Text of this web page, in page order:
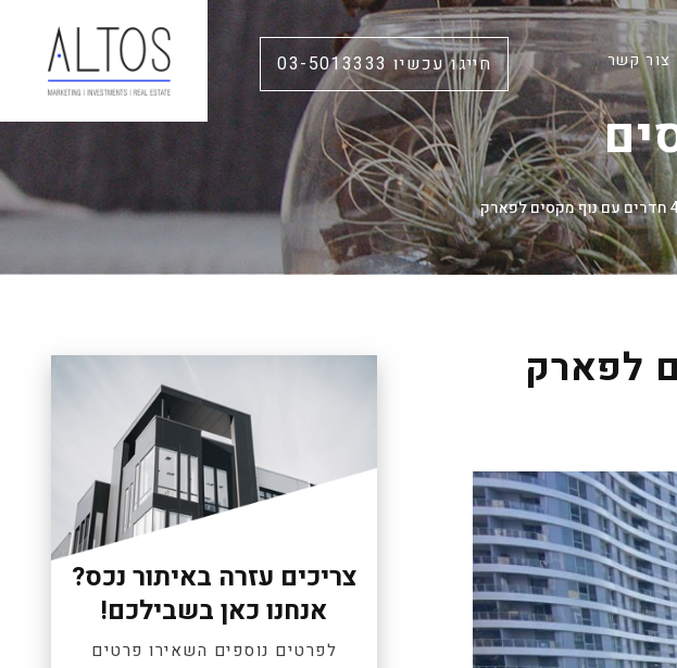
חייגו עכשיו 03-5013333 צור קשר
צריכים עזרה באיתור נכס?
אנחנו כאן בשבילכם!
לפרטים נוספים השאירו פרטים